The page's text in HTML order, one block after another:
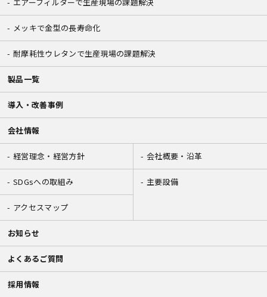
メッキで金型の長寿命化
耐摩耗性ウレタンで生産現場の課題解決
製品一覧
導入・改善事例
会社情報
経営理念・経営方針 会社概要・沿革
SDGsへの取組み 主要設備
アクセスマップ
お知らせ
よくあるご質問
採用情報